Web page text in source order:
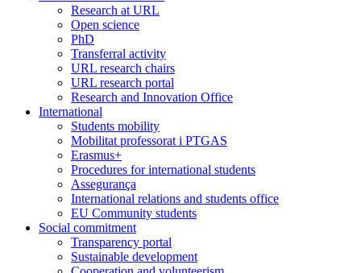
Research at URL
Open science
PhD
Transferral activity
URL research chairs
URL research portal
Research and Innovation Office
International
Students mobility
Mobilitat professorat i PTGAS
Erasmus+
Procedures for international students
Assegurança
International relations and students office
EU Community students
Social commitment
Transparency portal
Sustainable development